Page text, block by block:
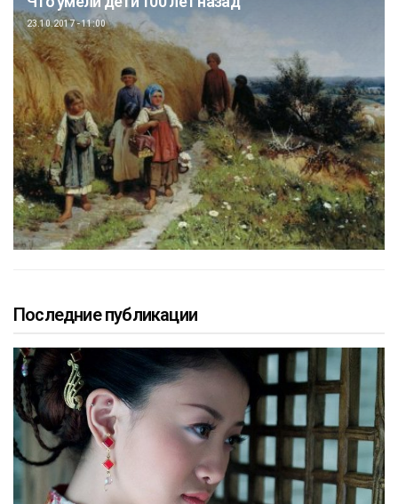
23.10.2017 - 11:00
Последние публикации